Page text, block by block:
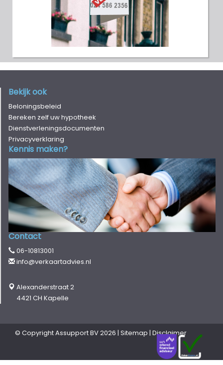
Bekijk ook
Beloningsbeleid
Bereken zelf uw hypotheek
Dienstverleningsdocumenten
Privacyverklaring
Kennis maken?
Contact
06-10813001
info@verkaartadvies.nl
Alexanderstraat 2
4421 CH Kapelle
© CopyrightAssupport BV2026 | Sitemap | Disclaimer